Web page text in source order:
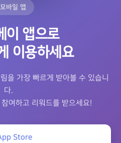
바일 앱
이 앱으로
이용하세요
을 가장 빠르게 받아볼 수 있습니
다.
여하고 리워드를 받으세요!
Store